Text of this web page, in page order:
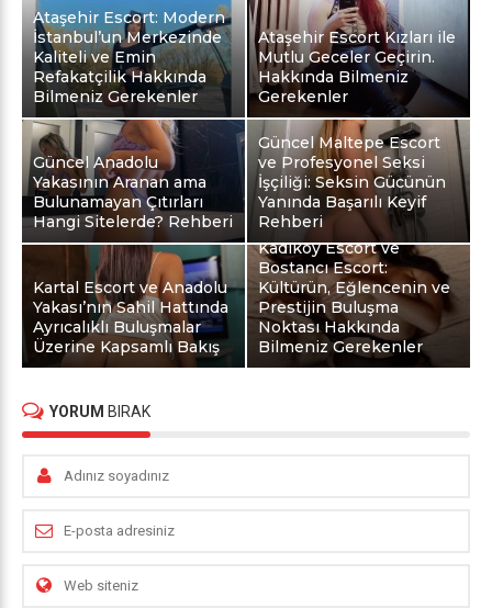
Ataşehir Escort: Modern
İstanbul’un Merkezinde
Kaliteli ve Emin
Refakatçilik Hakkında
Bilmeniz Gerekenler
Ataşehir Escort Kızları ile
Mutlu Geceler Geçirin.
Hakkında Bilmeniz
Gerekenler
Güncel Anadolu
Yakasının Aranan ama
Bulunamayan Çıtırları
Hangi Sitelerde? Rehberi
Güncel Maltepe Escort
ve Profesyonel Seksi
İşçiliği: Seksin Gücünün
Yanında Başarılı Keyif
Rehberi
Kartal Escort ve Anadolu
Yakası’nın Sahil Hattında
Ayrıcalıklı Buluşmalar
Üzerine Kapsamlı Bakış
Kadıköy Escort ve
Bostancı Escort:
Kültürün, Eğlencenin ve
Prestijin Buluşma
Noktası Hakkında
Bilmeniz Gerekenler
YORUM BIRAK